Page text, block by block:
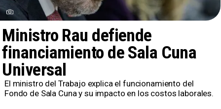
Ministro Rau defiende
financiamiento de Sala Cuna
Universal
El ministro del Trabajo explica el funcionamiento del
Fondo de Sala Cuna y su impacto en los costos laborales.